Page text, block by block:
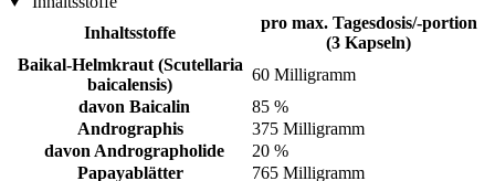
Inhaltsstoffe
pro max. Tagesdosis/-portion
(3 Kapseln)
Baikal-Helmkraut (Scutellaria
baicalensis)
60 Milligramm
davon Baicalin
85 %
Andrographis
375 Milligramm
davon Andrographolide
20 %
Papayablätter
765 Milligramm